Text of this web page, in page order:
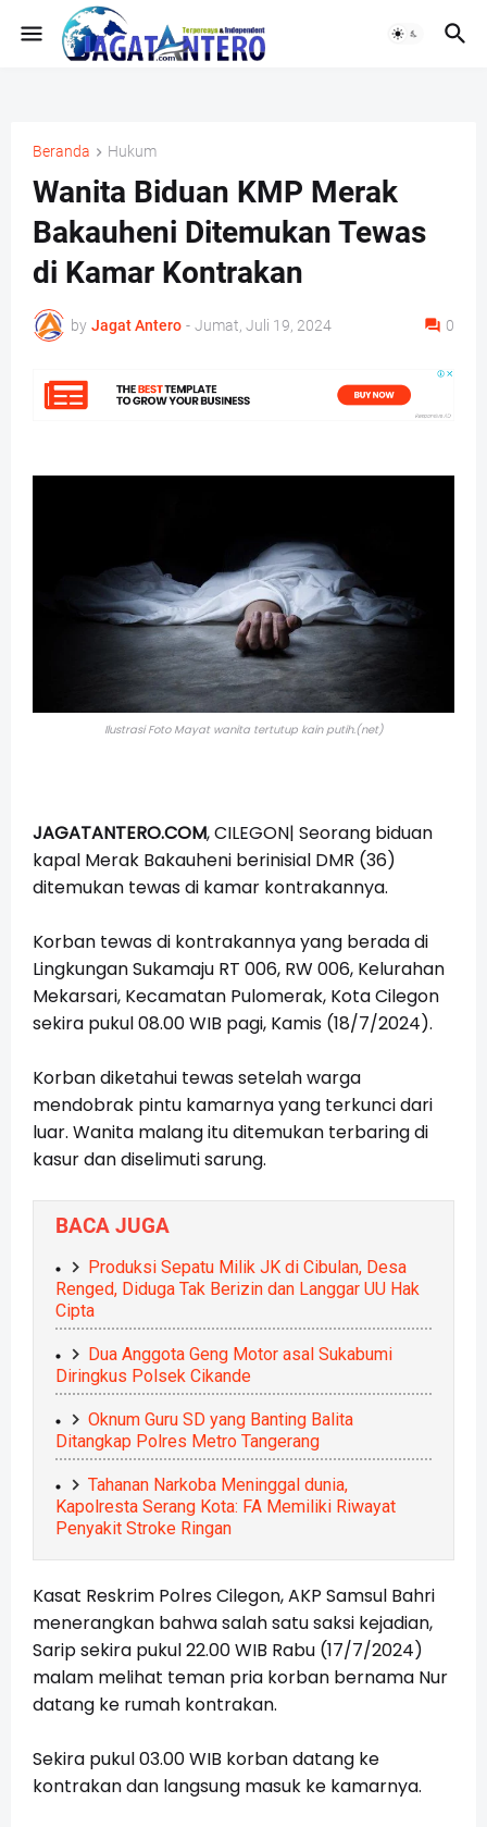
Beranda Hukum
Wanita Biduan KMP Merak
Bakauheni Ditemukan Tewas
di Kamar Kontrakan
by Jagat Antero - Jumat, Juli 19, 2024 0
Ilustrasi Foto Mayat wanita tertutup kain putih.(net)
JAGATANTERO.COM, CILEGON| Seorang biduan
kapal Merak Bakauheni berinisial DMR (36)
ditemukan tewas di kamar kontrakannya.
Korban tewas di kontrakannya yang berada di
Lingkungan Sukamaju RT 006, RW 006, Kelurahan
Mekarsari, Kecamatan Pulomerak, Kota Cilegon
sekira pukul 08.00 WIB pagi, Kamis (18/7/2024).
Korban diketahui tewas setelah warga
mendobrak pintu kamarnya yang terkunci dari
luar. Wanita malang itu ditemukan terbaring di
kasur dan diselimuti sarung.
BACA JUGA
Produksi Sepatu Milik JK di Cibulan, Desa
Renged, Diduga Tak Berizin dan Langgar UU Hak
Cipta
Dua Anggota Geng Motor asal Sukabumi
Diringkus Polsek Cikande
Oknum Guru SD yang Banting Balita
Ditangkap Polres Metro Tangerang
Tahanan Narkoba Meninggal dunia,
Kapolresta Serang Kota: FA Memiliki Riwayat
Penyakit Stroke Ringan
Kasat Reskrim Polres Cilegon, AKP Samsul Bahri
menerangkan bahwa salah satu saksi kejadian,
Sarip sekira pukul 22.00 WIB Rabu (17/7/2024)
malam melihat teman pria korban bernama Nur
datang ke rumah kontrakan.
Sekira pukul 03.00 WIB korban datang ke
kontrakan dan langsung masuk ke kamarnya.